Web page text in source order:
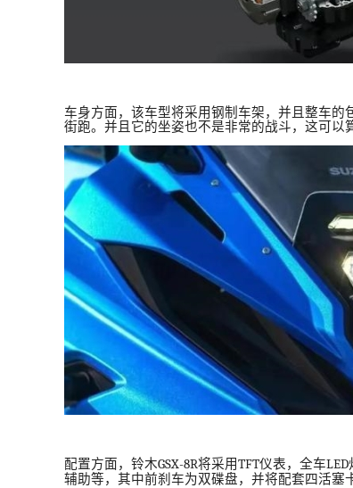
车身方面，该车型将采用钢制车架，并且整车
街跑。并且它的坐姿也不是非常的战斗，这可以
配置方面，铃木GSX-8R将采用TFT仪表，全车LED
辅助等，其中前刹车为双碟盘，并将配套四活塞